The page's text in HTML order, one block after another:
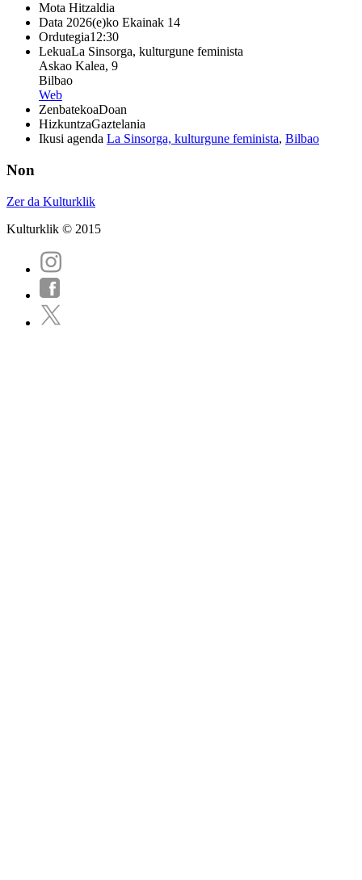
Mota Hitzaldia
Data 2026(e)ko Ekainak 14
Ordutegia12:30
LekuaLa Sinsorga, kulturgune feminista
Askao Kalea, 9
Bilbao
Web
ZenbatekoaDoan
HizkuntzaGaztelania
Ikusi agenda La Sinsorga, kulturgune feminista, Bilbao
Non
Zer da Kulturklik
Kulturklik © 2015